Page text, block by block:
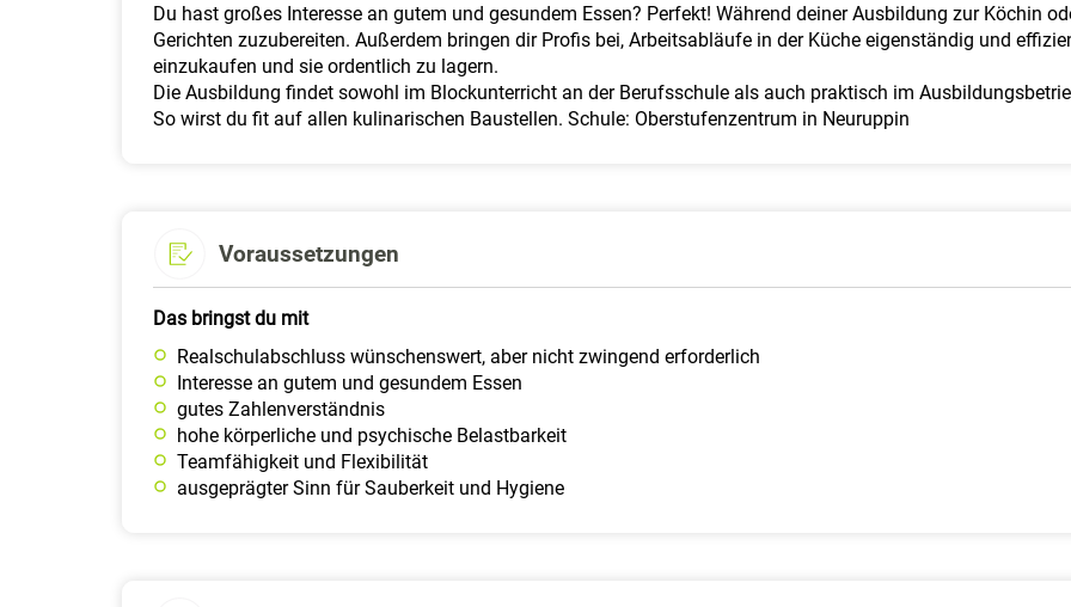
Du hast großes Interesse an gutem und gesundem Essen? Perfekt! Während deiner Ausbildung zur Köchin
Gerichten zuzubereiten. Außerdem bringen dir Profis bei, Arbeitsabläufe in der Küche eigenständig und
einzukaufen und sie ordentlich zu lagern.
Die Ausbildung findet sowohl im Blockunterricht an der Berufsschule als auch praktisch im
So wirst du fit auf allen kulinarischen Baustellen. Schule: Oberstufenzentrum in Neuruppin
Voraussetzungen
Das bringst du mit
Realschulabschluss wünschenswert, aber nicht zwingend erforderlich
Interesse an gutem und gesundem Essen
gutes Zahlenverständnis
hohe körperliche und psychische Belastbarkeit
Teamfähigkeit und Flexibilität
ausgeprägter Sinn für Sauberkeit und Hygiene